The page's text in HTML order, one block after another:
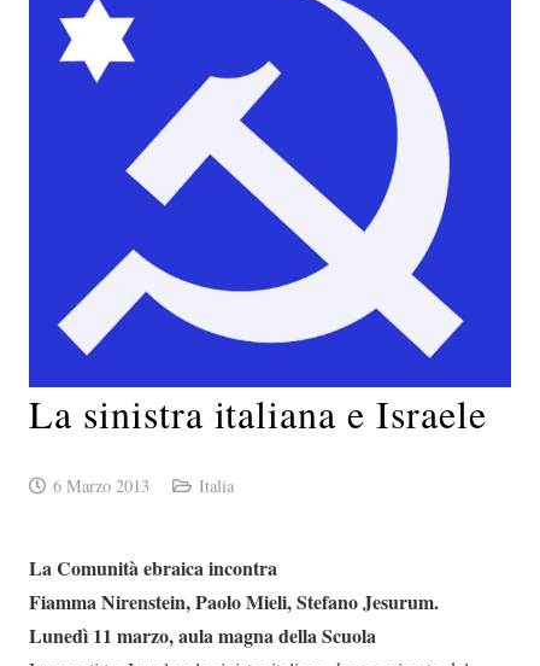
La sinistra italiana e Israele
6 Marzo 2013 Italia
La Comunità ebraica incontra
Fiamma Nirenstein, Paolo Mieli, Stefano Jesurum.
Lunedì 11 marzo, aula magna della Scuola